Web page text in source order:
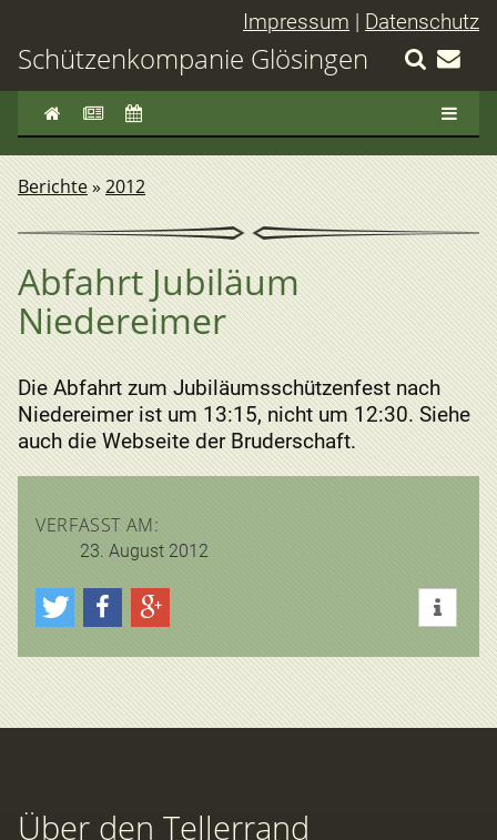
Impressum | Datenschutz
Schützenkompanie Glösingen
Berichte»2012
Abfahrt Jubiläum
Niedereimer
Die Abfahrt zum Jubiläumsschützenfest nach
Niedereimer ist um 13:15, nicht um 12:30. Siehe
auch die Webseite der Bruderschaft.
VERFASST AM:
23. August 2012
Über den Tellerrand